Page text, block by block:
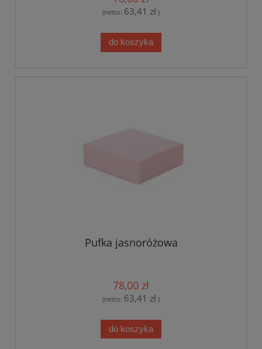
(netto: 63,41 zł )
do koszyka
Pufka jasnoróżowa
78,00 zł
(netto: 63,41 zł )
do koszyka